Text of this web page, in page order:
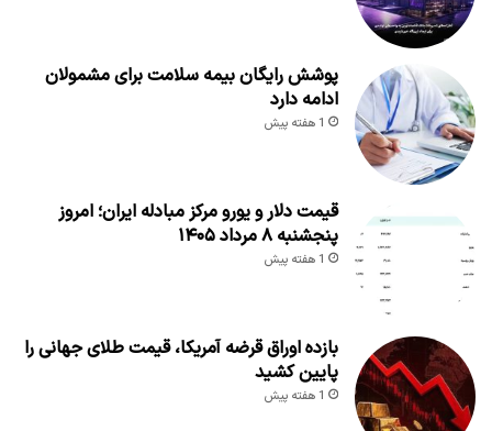
پوشش رایگان بیمه سلامت برای مشمولان
ادامه دارد
1 هفته پیش
قیمت دلار و یورو مرکز مبادله ایران؛ امروز
پنجشنبه ۸ مرداد ۱۴۰۵
1 هفته پیش
بازده اوراق قرضه آمریکا، قیمت طلای جهانی را
پایین کشید
1 هفته پیش